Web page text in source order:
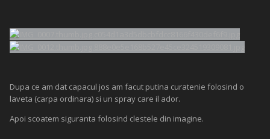
Dupa ce am dat capacul jos am facut putina curatenie folosind o
laveta (carpa ordinara) si un spray care il ador.
Apoi scoatem siguranta folosind clestele din imagine.